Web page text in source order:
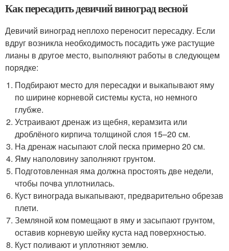
Как пересадить девичий виноград весной
Девичий виноград неплохо переносит пересадку. Если
вдруг возникла необходимость посадить уже растущие
лианы в другое место, выполняют работы в следующем
порядке:
Подбирают место для пересадки и выкапывают яму
по ширине корневой системы куста, но немного
глубже.
Устраивают дренаж из щебня, керамзита или
дроблёного кирпича толщиной слоя 15–20 см.
На дренаж насыпают слой песка примерно 20 см.
Яму наполовину заполняют грунтом.
Подготовленная яма должна простоять две недели,
чтобы почва уплотнилась.
Куст винограда выкапывают, предварительно обрезав
плети.
Земляной ком помещают в яму и засыпают грунтом,
оставив корневую шейку куста над поверхностью.
Куст поливают и уплотняют землю.